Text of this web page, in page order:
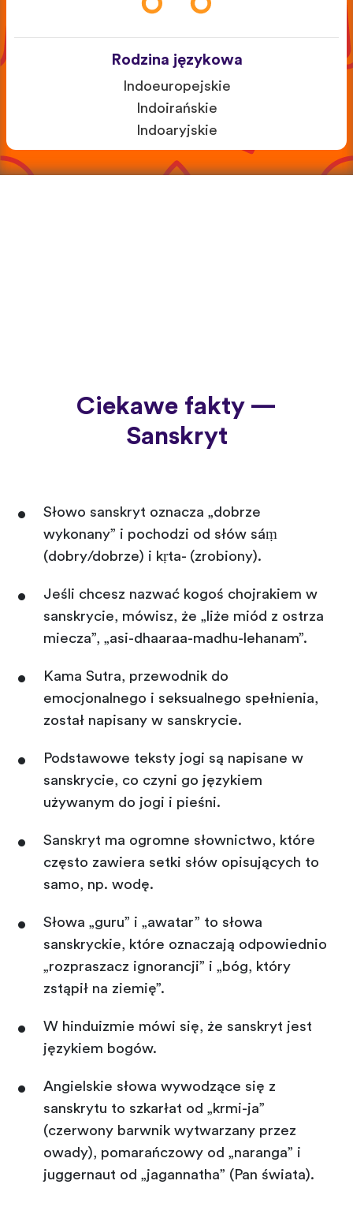
Rodzina językowa
Indoeuropejskie
Indoirańskie
Indoaryjskie
Ciekawe fakty —
Sanskryt
Słowo sanskryt oznacza „dobrze
wykonany” i pochodzi od słów sáṃ
(dobry/dobrze) i kṛta- (zrobiony).
Jeśli chcesz nazwać kogoś chojrakiem w
sanskrycie, mówisz, że „liże miód z ostrza
miecza”, „asi-dhaaraa-madhu-lehanam”.
Kama Sutra, przewodnik do
emocjonalnego i seksualnego spełnienia,
został napisany w sanskrycie.
Podstawowe teksty jogi są napisane w
sanskrycie, co czyni go językiem
używanym do jogi i pieśni.
Sanskryt ma ogromne słownictwo, które
często zawiera setki słów opisujących to
samo, np. wodę.
Słowa „guru” i „awatar” to słowa
sanskryckie, które oznaczają odpowiednio
„rozpraszacz ignorancji” i „bóg, który
zstąpił na ziemię”.
W hinduizmie mówi się, że sanskryt jest
językiem bogów.
Angielskie słowa wywodzące się z
sanskrytu to szkarłat od „krmi-ja”
(czerwony barwnik wytwarzany przez
owady), pomarańczowy od „naranga” i
juggernaut od „jagannatha” (Pan świata).